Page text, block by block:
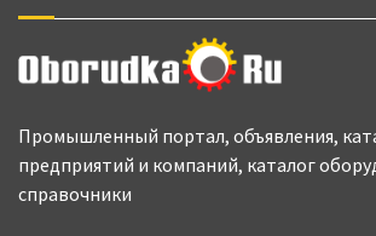
Промышленный портал, объявления,
предприятий и компаний, каталог
справочники